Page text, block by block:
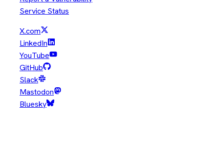
Service Status
X.com
LinkedIn
YouTube
GitHub
Slack
Mastodon
Bluesky